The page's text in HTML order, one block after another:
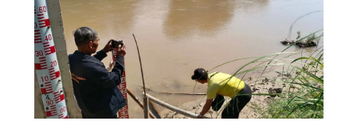
แบบเอ็กซ์คลูซีฟใน